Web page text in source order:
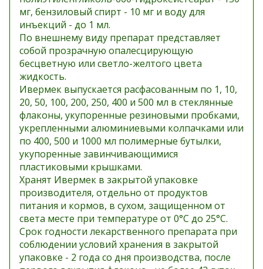
мг, бензиловый спирт - 10 мг и воду для
инъекций - до 1 мл.
По внешнему виду препарат представляет
собой прозрачную опалесцирующую
бесцветную или светло-желтого цвета
жидкость.
Ивермек выпускается расфасованным по 1, 10,
20, 50, 100, 200, 250, 400 и 500 мл в стеклянные
флаконы, укупоренные резиновыми пробками,
укрепленными алюминиевыми колпачками или
по 400, 500 и 1000 мл полимерные бутылки,
укупоренные завинчивающимися
пластиковыми крышками.
Хранят Ивермек в закрытой упаковке
производителя, отдельно от продуктов
питания и кормов, в сухом, защищенном от
света месте при температуре от 0°С до 25°С.
Срок годности лекарственного препарата при
соблюдении условий хранения в закрытой
упаковке - 2 года со дня производства, после